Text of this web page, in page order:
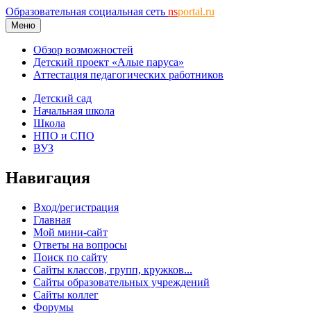
Образовательная социальная сеть nsportal.ru
Меню
Обзор возможностей
Детский проект «Алые паруса»
Аттестация педагогических работников
Детский сад
Начальная школа
Школа
НПО и СПО
ВУЗ
Навигация
Вход/регистрация
Главная
Мой мини-сайт
Ответы на вопросы
Поиск по сайту
Сайты классов, групп, кружков...
Сайты образовательных учреждений
Сайты коллег
Форумы